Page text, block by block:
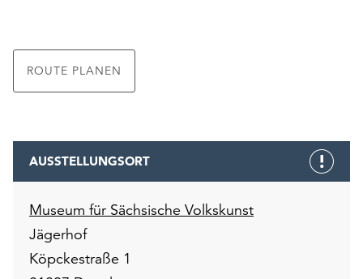
ROUTE PLANEN
AUSSTELLUNGSORT
Museum für Sächsische Volkskunst
Jägerhof
Köpckestraße 1